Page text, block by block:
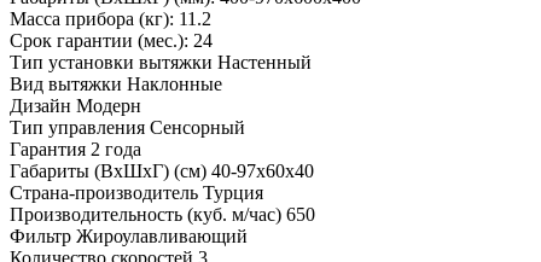
Масса прибора (кг): 11.2
Срок гарантии (мес.): 24
Тип установки вытяжки Настенный
Вид вытяжки Наклонные
Дизайн Модерн
Тип управления Сенсорный
Гарантия 2 года
Габариты (ВхШхГ) (см) 40-97x60x40
Страна-производитель Турция
Производительность (куб. м/час) 650
Фильтр Жироулавливающий